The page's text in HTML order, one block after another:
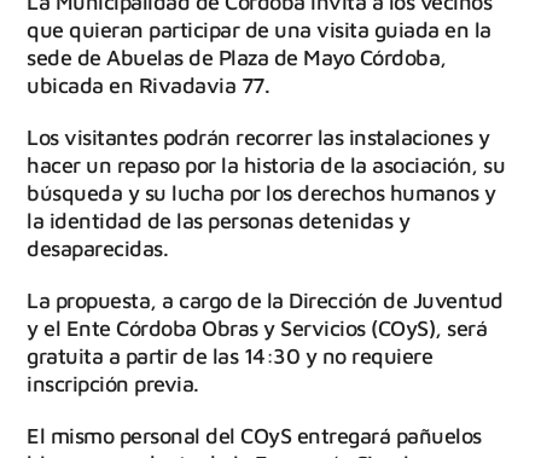
que quieran participar de una visita guiada en la
sede de Abuelas de Plaza de Mayo Córdoba,
ubicada en Rivadavia 77.
Los visitantes podrán recorrer las instalaciones y
hacer un repaso por la historia de la asociación, su
búsqueda y su lucha por los derechos humanos y
la identidad de las personas detenidas y
desaparecidas.
La propuesta, a cargo de la Dirección de Juventud
y el Ente Córdoba Obras y Servicios (COyS), será
gratuita a partir de las 14:30 y no requiere
inscripción previa.
El mismo personal del COyS entregará pañuelos